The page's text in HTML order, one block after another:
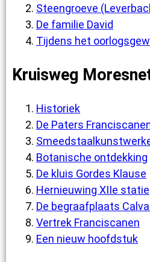
Steengroeve
De familie David
Tijdens het
Kruisweg
Historiek
De Paters
Botanische ontdekking
De kluis Gordes Klause
Hernieuwing XIIe statie
De begraafplaats
Vertrek Franciscanen
Een nieuw hoofdstuk